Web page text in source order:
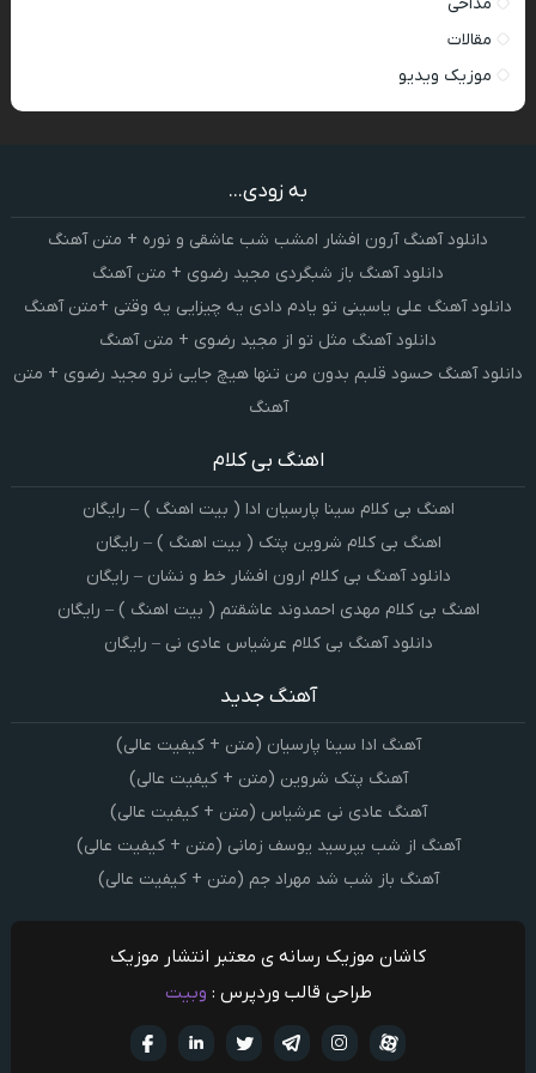
مقالات
موزیک ویدیو
به زودی...
دانلود آهنگ آرون افشار امشب شب عاشقی و نوره + متن آهنگ
دانلود آهنگ باز شبگردی مجید رضوی + متن آهنگ
دانلود آهنگ علی یاسینی تو یادم دادی یه چیزایی یه وقتی +متن آهنگ
دانلود آهنگ مثل تو از مجید رضوی + متن آهنگ
دانلود آهنگ حسود قلبم بدون من تنها هیچ جایی نرو مجید رضوی + متن
آهنگ
اهنگ بی کلام
اهنگ بی کلام سینا پارسیان ادا ( بیت اهنگ ) – رایگان
اهنگ بی کلام شروین پتک ( بیت اهنگ ) – رایگان
دانلود آهنگ بی کلام ارون افشار خط و نشان – رایگان
اهنگ بی کلام مهدی احمدوند عاشقتم ( بیت اهنگ ) – رایگان
دانلود آهنگ بی کلام عرشیاس عادی نی – رایگان
آهنگ جدید
آهنگ ادا سینا پارسیان (متن + کیفیت عالی)
آهنگ پتک شروین (متن + کیفیت عالی)
آهنگ عادی نی عرشیاس (متن + کیفیت عالی)
آهنگ از شب بپرسید یوسف زمانی (متن + کیفیت عالی)
آهنگ باز شب شد مهراد جم (متن + کیفیت عالی)
کاشان موزیک رسانه ی معتبر انتشار موزیک
طراحی قالب وردپرس : وبیت
تويتر تلگرام
اینستاگرام آپارات